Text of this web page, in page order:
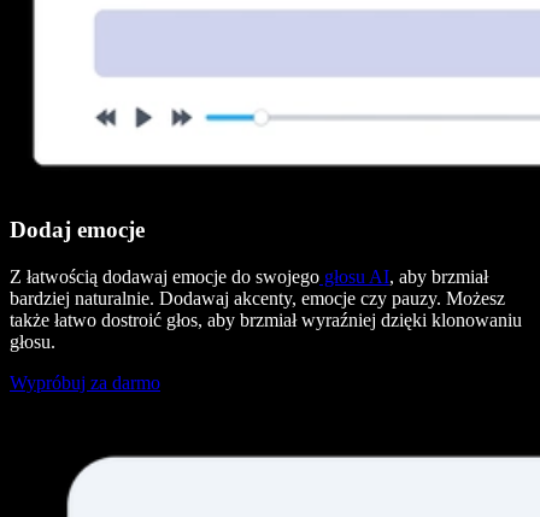
Dodaj emocje
Z łatwością dodawaj emocje do swojego głosu AI, aby brzmiał
bardziej naturalnie. Dodawaj akcenty, emocje czy pauzy. Możesz
także łatwo dostroić głos, aby brzmiał wyraźniej dzięki klonowaniu
głosu.
Wypróbuj za darmo